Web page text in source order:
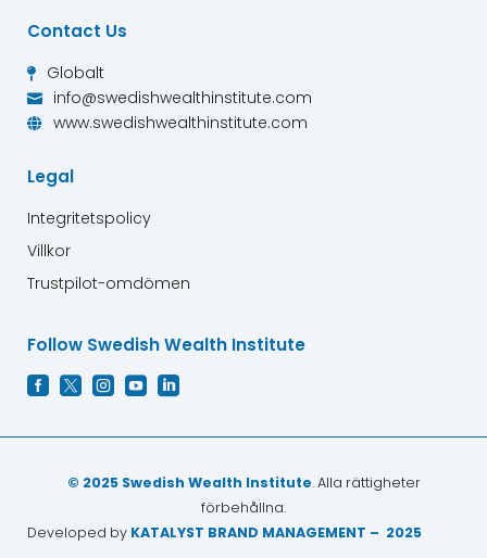
Contact Us
 Globalt
 info@swedishwealthinstitute.com
 www.swedishwealthinstitute.com
Legal
Integritetspolicy
Villkor
Trustpilot-omdömen
Follow Swedish Wealth Institute
    
© 2025 Swedish Wealth Institute. Alla rättigheter
förbehållna.
Developed by KATALYST BRAND MANAGEMENT – 2025